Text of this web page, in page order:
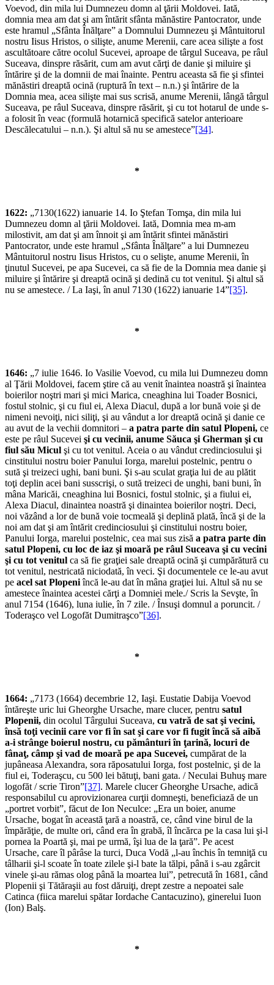
Voevod, din mila lui Dumnezeu domn al ţării Moldovei. Iată,
domnia mea am dat şi am întărit sfânta mănăstire Pantocrator, unde
este hramul „Sfânta Înălţare” a Domnului Dumnezeu şi Mântuitorul
nostru Iisus Hristos, o silişte, anume Merenii, care acea silişte a fost
ascultătoare către ocolul Sucevei, aproape de târgul Suceava, pe râul
Suceava, dinspre răsărit, cum am avut cărţi de danie şi miluire şi
întărire şi de la domnii de mai înainte. Pentru aceasta să fie şi sfintei
mănăstiri dreaptă ocină (ruptură în text – n.n.) şi întărire de la
Domnia mea, acea silişte mai sus scrisă, anume Merenii, lângă târgul
Suceava, pe râul Suceava, dinspre răsărit, şi cu tot hotarul de unde s-
a folosit în veac (formulă hotarnică specifică satelor anterioare
Descălecatului – n.n.). Şi altul să nu se amestece”[34].
*
1622: „7130(1622) ianuarie 14. Io Ştefan Tomşa, din mila lui
Dumnezeu domn al ţării Moldovei. Iată, Domnia mea m-am
milostivit, am dat şi am înnoit şi am întărit sfintei mănăstiri
Pantocrator, unde este hramul „Sfânta Înălţare” a lui Dumnezeu
Mântuitorul nostru Iisus Hristos, cu o selişte, anume Merenii, în
ţinutul Sucevei, pe apa Sucevei, ca să fie de la Domnia mea danie şi
miluire şi întărire şi dreaptă ocină şi dedină cu tot venitul. Şi altul să
nu se amestece. / La Iaşi, în anul 7130 (1622) ianuarie 14”[35].
*
1646: „7 iulie 1646. Io Vasilie Voevod, cu mila lui Dumnezeu domn
al Ţării Moldovei, facem ştire că au venit înaintea noastră şi înaintea
boierilor noştri mari şi mici Marica, cneaghina lui Toader Bosnici,
fostul stolnic, şi cu fiul ei, Alexa Diacul, după a lor bună voie şi de
nimeni nevoiţi, nici siliţi, şi au vândut a lor dreaptă ocină şi danie ce
au avut de la vechii domnitori – a patra parte din satul Plopeni, ce
este pe râul Sucevei şi cu vecinii, anume Săuca şi Gherman şi cu
fiul său Micul şi cu tot venitul. Aceia o au vândut credinciosului şi
cinstitului nostru boier Panului Iorga, marelui postelnic, pentru o
sută şi treizeci ughi, bani buni. Şi s-au sculat graţia lui de au plătit
toţi deplin acei bani susscrişi, o sută treizeci de unghi, bani buni, în
mâna Maricăi, cneaghina lui Bosnici, fostul stolnic, şi a fiului ei,
Alexa Diacul, dinaintea noastră şi dinaintea boierilor noştri. Deci,
noi văzând a lor de bună voie tocmeală şi deplină plată, încă şi de la
noi am dat şi am întărit credinciosului şi cinstitului nostru boier,
Panului Iorga, marelui postelnic, cea mai sus zisă a patra parte din
satul Plopeni, cu loc de iaz şi moară pe râul Suceava şi cu vecini
şi cu tot venitul ca să fie graţiei sale dreaptă ocină şi cumpărătură cu
tot venitul, nestricată niciodată, în veci. Şi documentele ce le-au avut
pe acel sat Plopeniîncă le-au dat în mâna graţiei lui. Altul să nu se
amestece înaintea acestei cărţi a Domniei mele./ Scris la Sevşte, în
anul 7154 (1646), luna iulie, în 7 zile. / Însuşi domnul a poruncit. /
Toderaşco vel Logofăt Dumitraşco”[36].
*
1664: „7173 (1664) decembrie 12, Iaşi. Eustatie Dabija Voevod
întăreşte uric lui Gheorghe Ursache, mare clucer, pentru satul
Plopenii, din ocolul Târgului Suceava, cu vatră de sat şi vecini,
însă toţi vecinii care vor fi în sat şi care vor fi fugit încă să aibă
a-i strânge boierul nostru, cu pământuri în ţarină, locuri de
fânaţ, câmp şi vad de moară pe apa Sucevei, cumpărat de la
jupâneasa Alexandra, sora răposatului Iorga, fost postelnic, şi de la
fiul ei, Toderaşcu, cu 500 lei bătuţi, bani gata. / Neculai Buhuş mare
logofăt / scrie Tiron”[37]. Marele clucer Gheorghe Ursache, adică
responsabilul cu aprovizionarea curţii domneşti, beneficiază de un
„portret vorbit”, făcut de Ion Neculce: „Era un boier, anume
Ursache, bogat în această ţară a noastră, ce, când vine birul de la
împărăţie, de multe ori, când era în grabă, îl încărca pe la casa lui şi-l
pornea la Poartă şi, mai pe urmă, îşi lua de la ţară”. Pe acest
Ursache, care îl pârâse la turci, Duca Vodă „l-au închis în temniţă cu
tâlharii şi-l scoate în toate zilele şi-l bate la tălpi, până i s-au zgârcit
vinele şi-au rămas olog până la moartea lui”, petrecută în 1681, când
Plopenii şi Tătăraşii au fost dăruiţi, drept zestre a nepoatei sale
Catinca (fiica marelui spătar Iordache Cantacuzino), ginerelui Iuon
(Ion) Balş.
*